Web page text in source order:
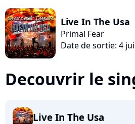
Live In The Usa
Primal Fear
Date de sortie: 4
Decouvrir le
Live In The Usa